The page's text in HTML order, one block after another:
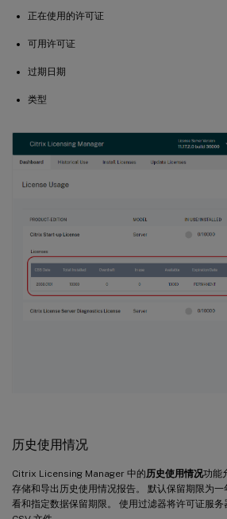
正在使用的许可证
可用许可证
过期日期
类型
历史使用情况
Citrix Licensing Manager 中的历史使用情况功能
存储和导出历史使用情况报告。 默认保留期限为
看和指定数据保留期限。 使用过滤器将许可证服